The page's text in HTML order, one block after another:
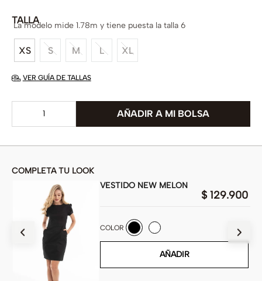
TALLA
XS S M L XL
La modelo mide 1.78m y tiene puesta la talla 6
VER GUÍA DE TALLAS
COMPLETA TU LOOK
VESTIDO NEW MELON
$ 129.900
COLOR
AÑADIR